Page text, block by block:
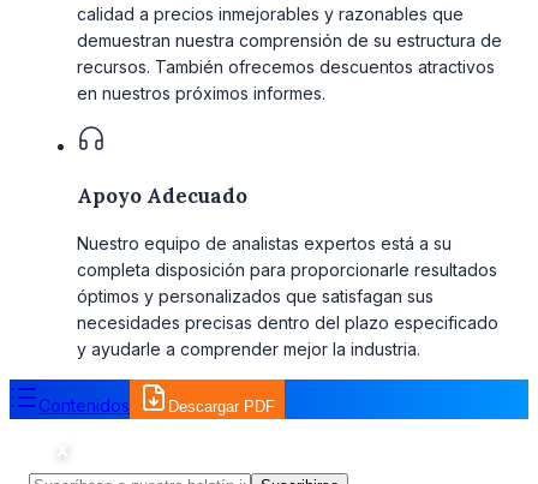
calidad a precios inmejorables y razonables que
demuestran nuestra comprensión de su estructura de
recursos. También ofrecemos descuentos atractivos
en nuestros próximos informes.
Apoyo Adecuado
Nuestro equipo de analistas expertos está a su
completa disposición para proporcionarle resultados
óptimos y personalizados que satisfagan sus
necesidades precisas dentro del plazo especificado
y ayudarle a comprender mejor la industria.
Contenidos Descargar PDF